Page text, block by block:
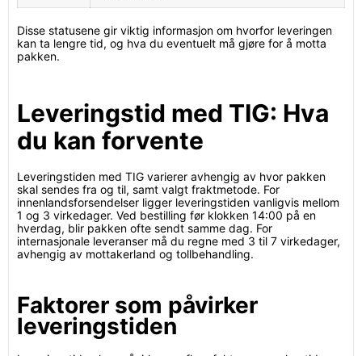
Disse statusene gir viktig informasjon om hvorfor leveringen
kan ta lengre tid, og hva du eventuelt må gjøre for å motta
pakken.
Leveringstid med TIG: Hva
du kan forvente
Leveringstiden med TIG varierer avhengig av hvor pakken
skal sendes fra og til, samt valgt fraktmetode. For
innenlandsforsendelser ligger leveringstiden vanligvis mellom
1 og 3 virkedager. Ved bestilling før klokken 14:00 på en
hverdag, blir pakken ofte sendt samme dag. For
internasjonale leveranser må du regne med 3 til 7 virkedager,
avhengig av mottakerland og tollbehandling.
Faktorer som påvirker
leveringstiden